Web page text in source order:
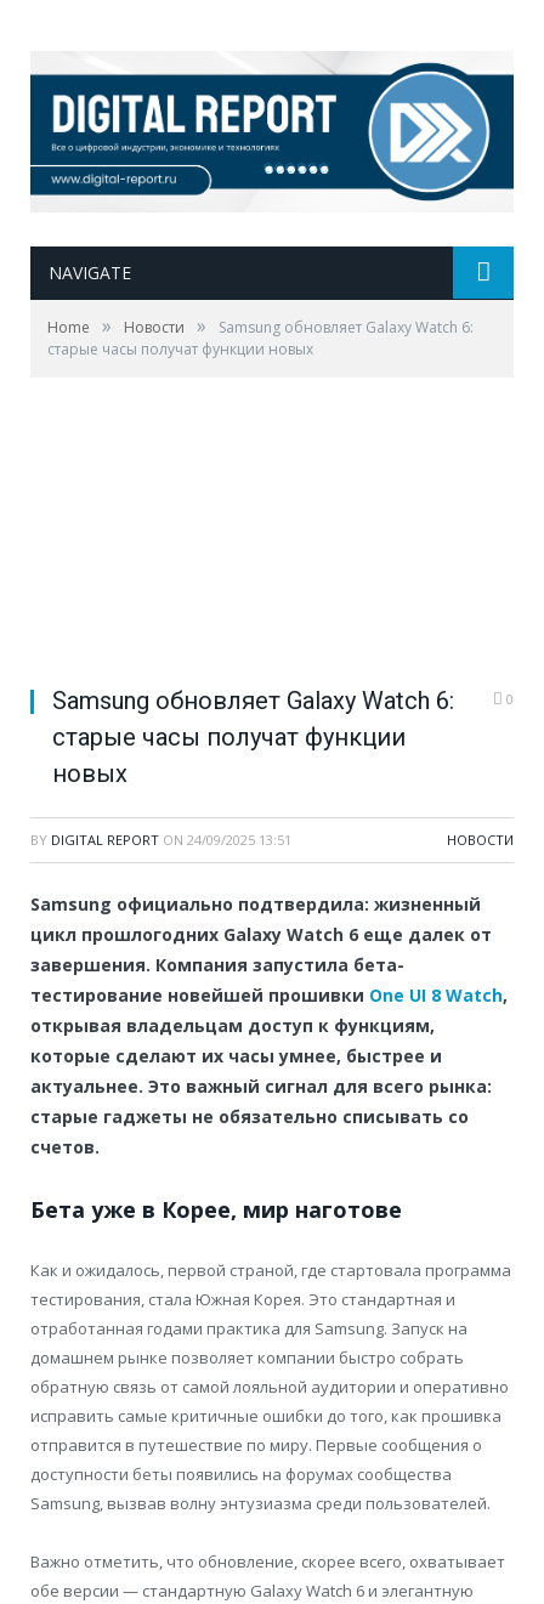
NAVIGATE
Home » Новости »
Samsung обновляет Galaxy Watch 6:
старые часы получат функции новых
Samsung обновляет Galaxy Watch 6:
старые часы получат функции
новых
0
BY DIGITAL REPORT ON 24/09/2025 13:51 НОВОСТИ
Samsung официально подтвердила: жизненный
цикл прошлогодних Galaxy Watch 6 еще далек от
завершения. Компания запустила бета-
тестирование новейшей прошивки One UI 8 Watch,
открывая владельцам доступ к функциям,
которые сделают их часы умнее, быстрее и
актуальнее. Это важный сигнал для всего рынка:
старые гаджеты не обязательно списывать со
счетов.
Бета уже в Корее, мир наготове
Как и ожидалось, первой страной, где стартовала программа
тестирования, стала Южная Корея. Это стандартная и
отработанная годами практика для Samsung. Запуск на
домашнем рынке позволяет компании быстро собрать
обратную связь от самой лояльной аудитории и оперативно
исправить самые критичные ошибки до того, как прошивка
отправится в путешествие по миру. Первые сообщения о
доступности беты появились на форумах сообщества
Samsung, вызвав волну энтузиазма среди пользователей.
Важно отметить, что обновление, скорее всего, охватывает
обе версии — стандартную Galaxy Watch 6 и элегантную